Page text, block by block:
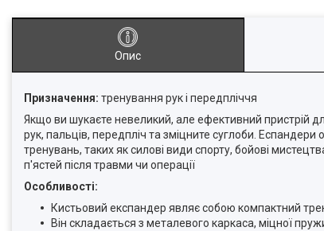
Опис
Призначення: тренування рук і передпліччя
Якщо ви шукаєте невеликий, але ефективний пристрій
рук, пальців, передпліч та зміцните суглоби.
тренувань, таких як силові види спорту, бойові
п'ястей після травми чи операції
Особливості:
Кистьовий експандер являє собою компактний
Він складається з металевого каркаса, міцної